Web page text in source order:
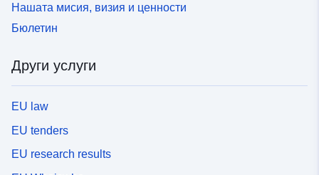
Нашата мисия, визия и ценности
Бюлетин
Други услуги
EU law
EU tenders
EU research results